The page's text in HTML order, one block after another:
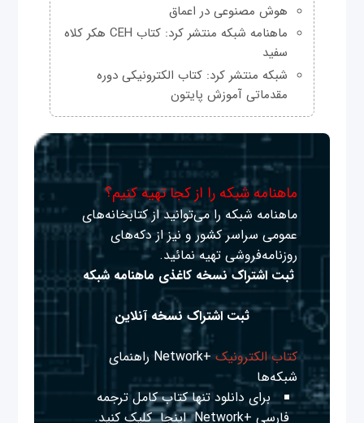
هوش مصنوعی در اعماق
ماهنامه شبکه منتشر کرد: کتاب CEH هکر کلاه
سفید
شبکه منتشر کرد: کتاب الکترونیکی دوره
مقدماتی آموزش پایتون
ماهنامه شبکه را از کجا تهیه کنیم؟
ماهنامه شبکه را می‌توانید از کتابخانه‌های
عمومی سراسر کشور و نیز از دکه‌های
روزنامه‌فروشی تهیه نمائید.
ثبت اشتراک نسخه کاغذی ماهنامه شبکه
ثبت اشتراک نسخه آنلاین
کتاب الکترونیک
+Network راهنمای
شبکه‌ها
برای دانلود تنها کتاب کامل ترجمه
فارسی +Network
اینجا کلیک کنید.